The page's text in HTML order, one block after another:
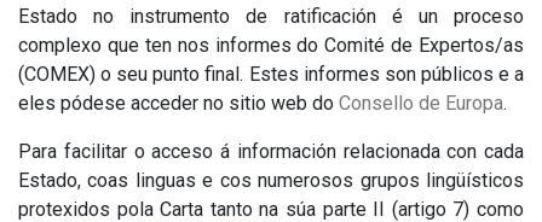
Estado no instrumento de ratificación é un proceso
complexo que ten nos informes do Comité de Expertos/as
(COMEX) o seu punto final. Estes informes son públicos e a
eles pódese acceder no sitio web do Consello de Europa.
Para facilitar o acceso á información relacionada con cada
Estado, coas linguas e cos numerosos grupos lingüísticos
protexidos pola Carta tanto na súa parte II (artigo 7) como